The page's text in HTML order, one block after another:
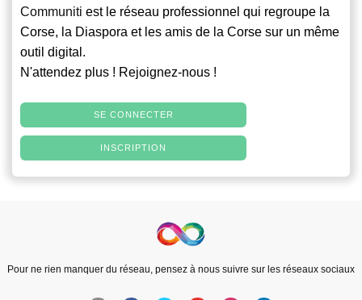
Communiti est le réseau professionnel qui regroupe la
Corse, la Diaspora et les amis de la Corse sur un même
outil digital.
N'attendez plus ! Rejoignez-nous !
SE CONNECTER
INSCRIPTION
Pour ne rien manquer du réseau, pensez à nous suivre sur les réseaux sociaux